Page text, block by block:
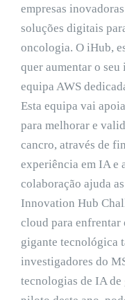
empresas
soluções digitais
oncologia. O iHub,
quer aumentar o
equipa AWS
Esta equipa vai
para melhorar e
cancro, através de
experiência em IA e
colaboração ajuda
Innovation Hub
cloud para enfrentar
gigante tecnológica
investigadores do
tecnologias de IA de